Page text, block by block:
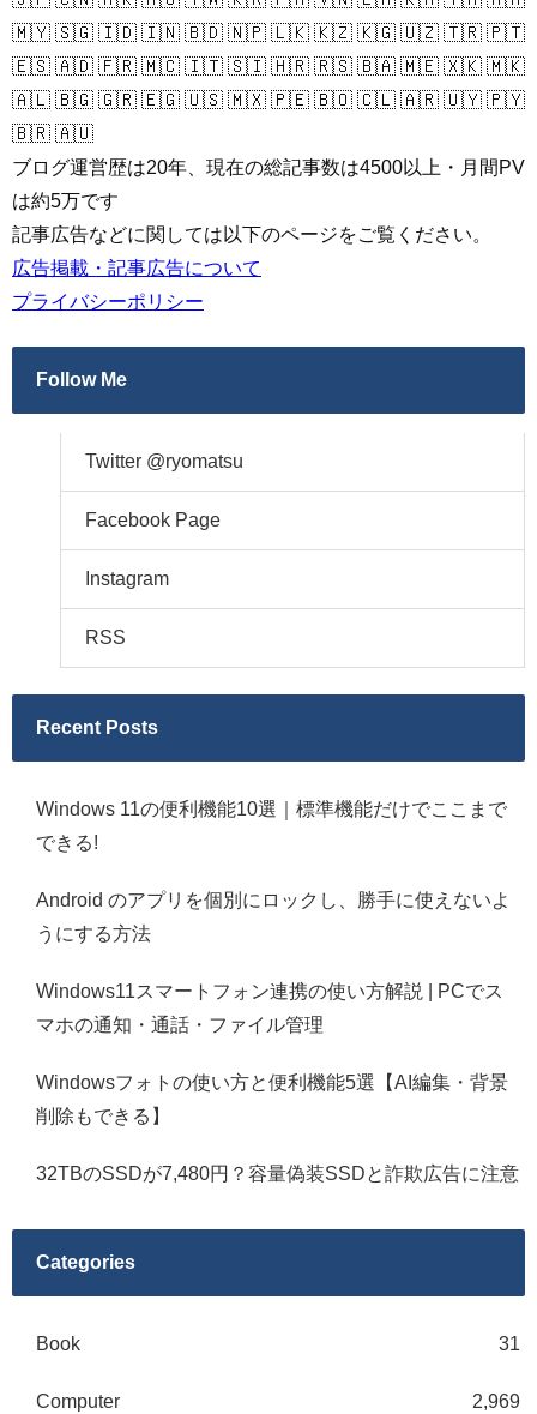
🇲🇾 🇸🇬 🇮🇩 🇮🇳 🇧🇩 🇳🇵 🇱🇰 🇰🇿 🇰🇬 🇺🇿 🇹🇷 🇵🇹
🇪🇸 🇦🇩 🇫🇷 🇲🇨 🇮🇹 🇸🇮 🇭🇷 🇷🇸 🇧🇦 🇲🇪 🇽🇰 🇲🇰
🇦🇱 🇧🇬 🇬🇷 🇪🇬 🇺🇸 🇲🇽 🇵🇪 🇧🇴 🇨🇱 🇦🇷 🇺🇾 🇵🇾
🇧🇷 🇦🇺
ブログ運営歴は20年、現在の総記事数は4500以上・月間PV
は約5万です
記事広告などに関しては以下のページをご覧ください。
広告掲載・記事広告について
プライバシーポリシー
Follow Me
Twitter @ryomatsu
Facebook Page
Instagram
RSS
Recent Posts
Windows 11の便利機能10選｜標準機能だけでここまで
できる!
Android のアプリを個別にロックし、勝手に使えないよ
うにする方法
Windows11スマートフォン連携の使い方解説 | PCでス
マホの通知・通話・ファイル管理
Windowsフォトの使い方と便利機能5選【AI編集・背景
削除もできる】
32TBのSSDが7,480円？容量偽装SSDと詐欺広告に注意
Categories
Book 31
Computer 2,969